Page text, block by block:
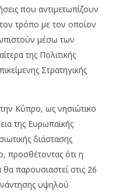
που αντιμετωπίζουν
τον τρόπο με τον οποίον
μέσω των
της Πολιτικής
Στρατηγικής
Κύπρο, ως νησιώτικο
της Ευρωπαϊκής
διάστασης
προσθέτοντας ότι η
θα παρουσιαστεί στις 26
υψηλού